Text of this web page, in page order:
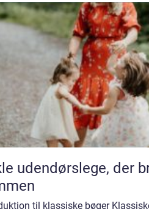
udendørslege, der
til klassiske bøger